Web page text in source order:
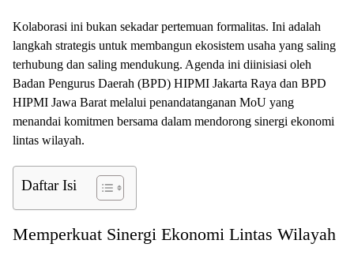
Kolaborasi ini bukan sekadar pertemuan formalitas. Ini adalah
langkah strategis untuk membangun ekosistem usaha yang saling
terhubung dan saling mendukung. Agenda ini diinisiasi oleh
Badan Pengurus Daerah (BPD) HIPMI Jakarta Raya dan BPD
HIPMI Jawa Barat melalui penandatanganan MoU yang
menandai komitmen bersama dalam mendorong sinergi ekonomi
lintas wilayah.
Daftar Isi
Memperkuat Sinergi Ekonomi Lintas Wilayah